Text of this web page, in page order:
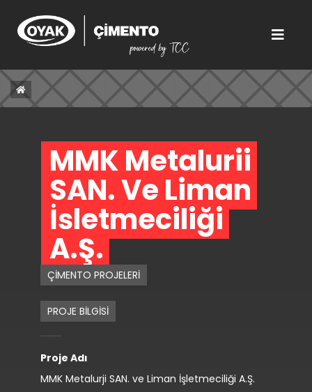
MMK Metalurji
SAN. Ve Liman
İşletmeciliği
A.Ş.
ÇİMENTO PROJELERİ
PROJE BİLGİSİ
Proje Adı
MMK Metalurji SAN. ve Liman İşletmeciliği A.Ş.